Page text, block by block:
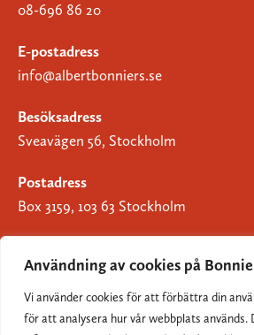
Användning av cookies på
Vi använder cookies för att förbättra din
för att analysera hur vår webbplats används.
08-696 86 20
E-postadress
info@albertbonniers.se
Besöksadress
Sveavägen 56, Stockholm
Postadress
Box 3159, 103 63 Stockholm
Om